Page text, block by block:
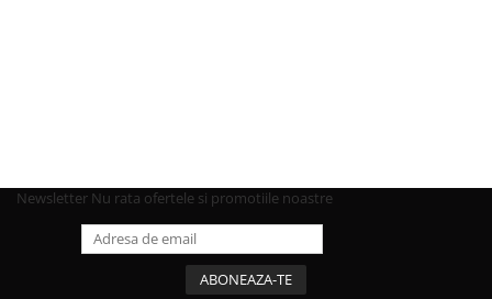
Newsletter Nu rata ofertele si promotiile noastre